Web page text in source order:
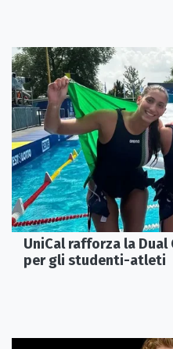
UniCal rafforza la
per gli studenti-atleti